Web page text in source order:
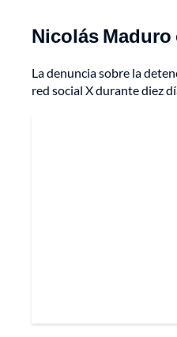
Nicolás
La denuncia sobre la
red social X durante diez